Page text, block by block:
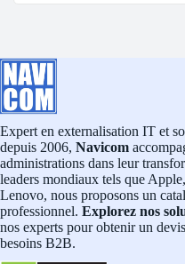
Expert en externalisation IT et
depuis 2006, Navicom
administrations dans leur
leaders mondiaux tels que
Lenovo, nous proposons un
professionnel. Explorez nos
nos experts pour obtenir un
besoins B2B.